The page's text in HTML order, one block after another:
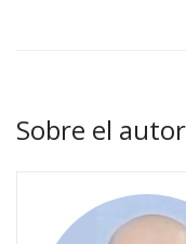
Sobre el autor